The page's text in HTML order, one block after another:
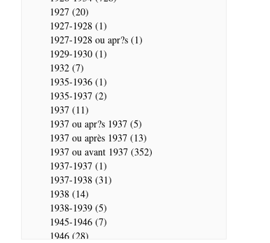
1927 (20)
1927-1928 (1)
1927-1928 ou apr?s (1)
1929-1930 (1)
1932 (7)
1935-1936 (1)
1935-1937 (2)
1937 (11)
1937 ou apr?s 1937 (5)
1937 ou après 1937 (13)
1937 ou avant 1937 (352)
1937-1937 (1)
1937-1938 (31)
1938 (14)
1938-1939 (5)
1945-1946 (7)
1946 (28)